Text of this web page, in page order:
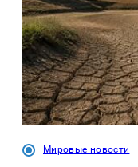
Мировые новости